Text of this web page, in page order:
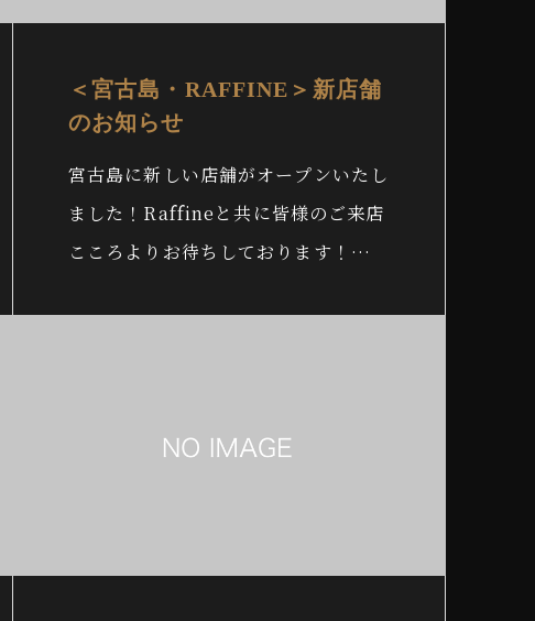
＜宮古島・RAFFINE＞新店舗
のお知らせ
宮古島に新しい店舗がオープンいたし
ました！Raffineと共に皆様のご来店
こころよりお待ちしております！…